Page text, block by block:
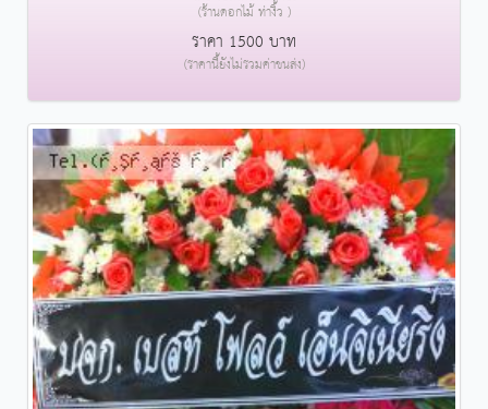
(ร้านดอกไม้ ท่างิ้ว )
ราคา 1500 บาท
(ราคานี้ยังไม่รวมค่าขนส่ง)